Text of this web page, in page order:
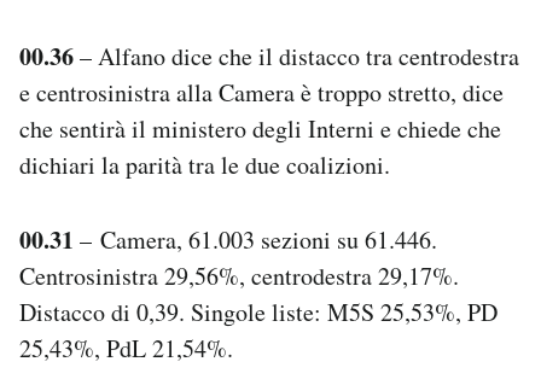
00.36– Alfano dice che il distacco tra centrodestra
e centrosinistra alla Camera è troppo stretto, dice
che sentirà il ministero degli Interni e chiede che
dichiari la parità tra le due coalizioni.
00.31 – Camera, 61.003 sezioni su 61.446.
Centrosinistra 29,56%, centrodestra 29,17%.
Distacco di 0,39. Singole liste: M5S 25,53%, PD
25,43%, PdL 21,54%.